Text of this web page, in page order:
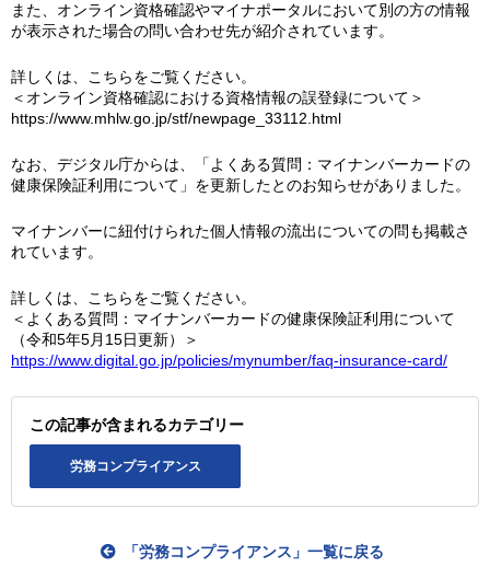
また、オンライン資格確認やマイナポータルにおいて別の方の情報
が表示された場合の問い合わせ先が紹介されています。
詳しくは、こちらをご覧ください。
＜オンライン資格確認における資格情報の誤登録について＞
https://www.mhlw.go.jp/stf/newpage_33112.html
なお、デジタル庁からは、「よくある質問：マイナンバーカードの
健康保険証利用について」を更新したとのお知らせがありました。
マイナンバーに紐付けられた個人情報の流出についての問も掲載さ
れています。
詳しくは、こちらをご覧ください。
＜よくある質問：マイナンバーカードの健康保険証利用について
（令和5年5月15日更新）＞
https://www.digital.go.jp/policies/mynumber/faq-insurance-card/
この記事が含まれるカテゴリー
労務コンプライアンス
「労務コンプライアンス」一覧に戻る